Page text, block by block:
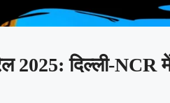
दिल्ली-NCR में